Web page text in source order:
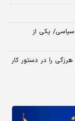
سیاسی/ یکی از
را در دستور کار